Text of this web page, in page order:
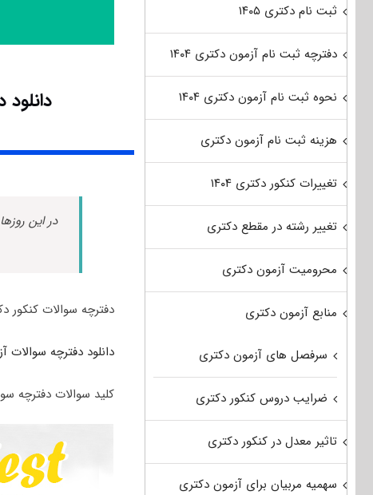
دانلود
در این
دفترچه سوالات کنکور
دانلود دفترچه سوالات
کلید سوالات دفترچه
ثبت نام دکتری ۱۴۰۵
دفترچه ثبت نام آزمون دکتری ۱۴۰۴
نحوه ثبت نام آزمون دکتری ۱۴۰۴
هزینه ثبت نام آزمون دکتری
تغییرات کنکور دکتری ۱۴۰۴
تغییر رشته در مقطع دکتری
محرومیت آزمون دکتری
منابع آزمون دکتری
سرفصل های آزمون دکتری
ضرایب دروس کنکور دکتری
تاثیر معدل در کنکور دکتری
سهمیه مربیان برای آزمون دکتری